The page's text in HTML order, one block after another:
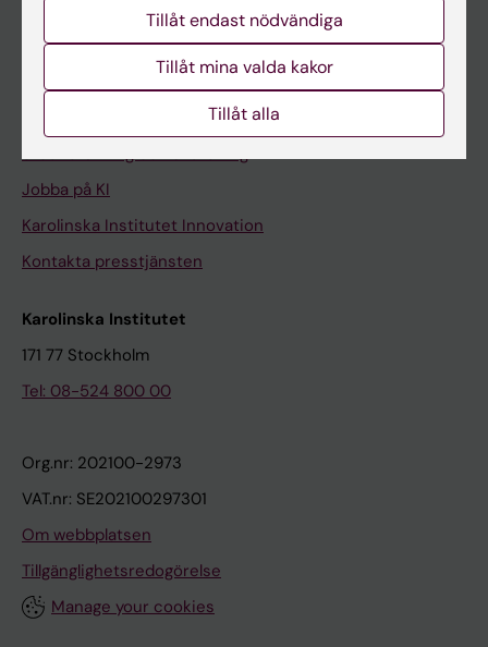
Medarbetarportalen
Kontakta och besök KI
Stöd forskning och utbildning
Jobba på KI
Karolinska Institutet Innovation
Kontakta presstjänsten
Karolinska Institutet
171 77 Stockholm
Tel: 08-524 800 00
Org.nr: 202100-2973
VAT.nr: SE202100297301
Om webbplatsen
Tillgänglighetsredogörelse
Manage your cookies
Tillåt endast nödvändiga
Tillåt mina valda kakor
Tillåt alla